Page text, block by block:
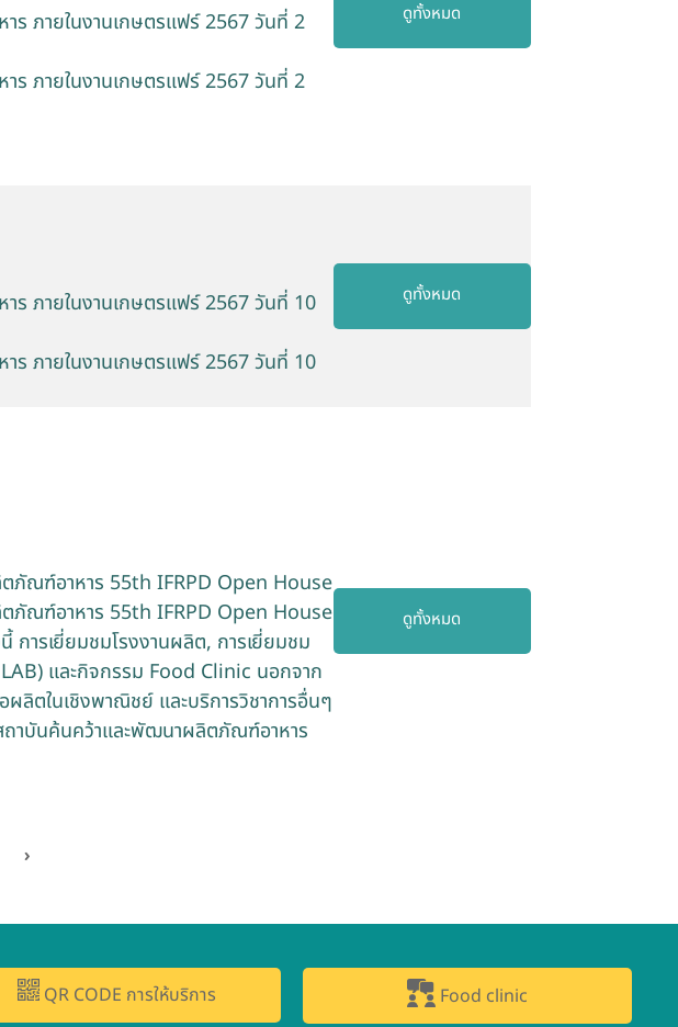
ภายในงานเกษตรแฟร์ 2567 วันที่ 2
ภายในงานเกษตรแฟร์ 2567 วันที่ 2
ดูทั้งหมด
ภายในงานเกษตรแฟร์ 2567 วันที่ 10
ภายในงานเกษตรแฟร์ 2567 วันที่ 10
ดูทั้งหมด
ภัณฑ์อาหาร 55th IFRPD Open House
ภัณฑ์อาหาร 55th IFRPD Open House
ารเยี่ยมชมโรงงานผลิต, การเยี่ยมชม
และกิจกรรม Food Clinic นอกจาก
ลิตในเชิงพาณิชย์ และบริการวิชาการอื่นๆ
าบันค้นคว้าและพัฒนาผลิตภัณฑ์อาหาร
ดูทั้งหมด
›
QR CODE การให้บริการ Food clinic